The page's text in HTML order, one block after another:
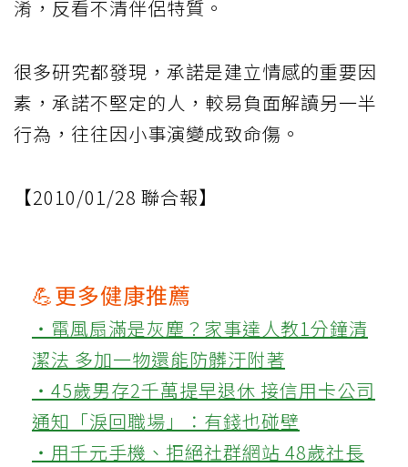
淆，反看不清伴侶特質。
很多研究都發現，承諾是建立情感的重要因
素，承諾不堅定的人，較易負面解讀另一半
行為，往往因小事演變成致命傷。
【2010/01/28 聯合報】
💪更多健康推薦
‧電風扇滿是灰塵？家事達人教1分鐘清
潔法 多加一物還能防髒汙附著
‧45歲男存2千萬提早退休 接信用卡公司
通知「淚回職場」：有錢也碰壁
‧用千元手機、拒絕社群網站 48歲社長